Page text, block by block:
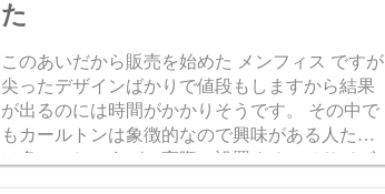
た
このあいだから販売を始めた メンフィス ですが
尖ったデザインばかりで値段もしますから結果
が出るのには時間がかかりそうです。 その中で
もカールトンは象徴的なので興味がある人たち
は多いでしょうが、実際に設置するにはサイズ
も値段もすごいです。 でもミニチュアが存在す